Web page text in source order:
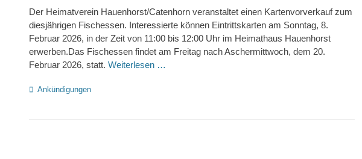
Der Heimatverein Hauenhorst/Catenhorn veranstaltet einen Kartenvorverkauf zum
diesjährigen Fischessen. Interessierte können Eintrittskarten am Sonntag, 8.
Februar 2026, in der Zeit von 11:00 bis 12:00 Uhr im Heimathaus Hauenhorst
erwerben.Das Fischessen findet am Freitag nach Aschermittwoch, dem 20.
Februar 2026, statt. Weiterlesen …
Kategorien
Ankündigungen